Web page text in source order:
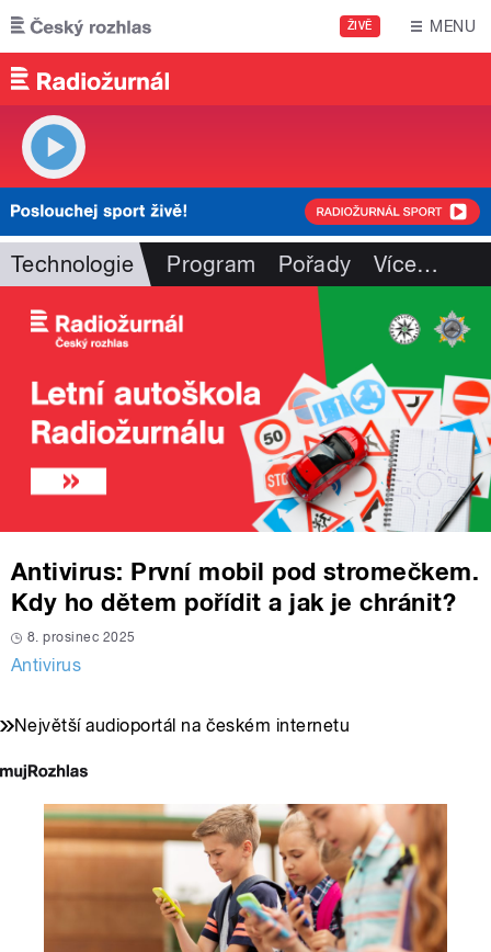
Přejít k hlavnímu obsahu
ŽIVĚ MENU
Technologie Program Pořady Více…
Antivirus: První mobil pod stromečkem.
Kdy ho dětem pořídit a jak je chránit?
8. prosinec 2025
Antivirus
Největší audioportál na českém internetu